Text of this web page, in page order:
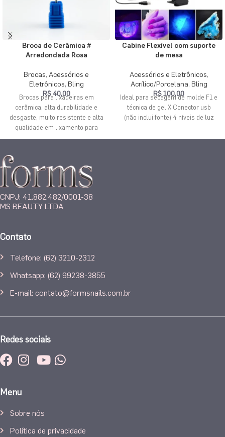
Broca de Cerâmica #
Arredondada Rosa
Brocas, Acessórios e
Eletrônicos, Bling
R$40,00
Brocas para lixadeiras em
cerâmica, alta durabilidade e
desgaste, muito resistente e alta
qualidade em lixamento para
unhas. Formato arredondado para
Cabine Flexível com suporte
de mesa
Acessórios e Eletrônicos,
Acrílico/Porcelana, Bling
R$100,00
Ideal para secagem de molde F1 e
técnica de gel X Conector usb
(não inclui fonte) 4 níveis de luz
CNPJ: 41.882.482/0001-38
MS BEAUTY LTDA
Contato
Telefone: (62) 3210-2312
Whatsapp: (62) 99238-3855
E-mail: contato@formsnails.com.br
Redes sociais
Menu
Sobre nós
Política de privacidade